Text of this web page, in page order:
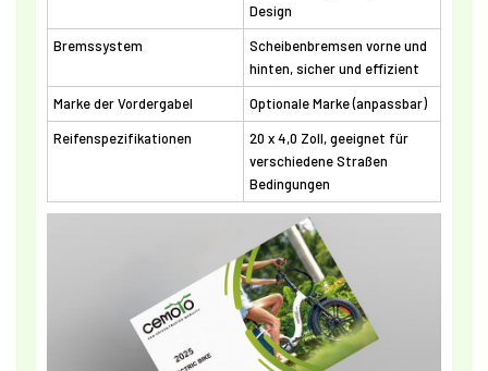
Design
Bremssystem
Scheibenbremsen vorne und
hinten, sicher und effizient
Marke der Vordergabel
Optionale Marke (anpassbar)
Reifenspezifikationen
20 x 4,0 Zoll, geeignet für
verschiedene Straßen
Bedingungen